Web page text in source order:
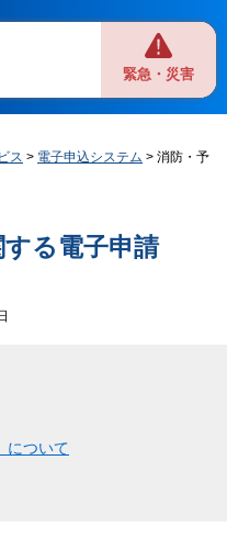
緊急・災害
ス > 電子申込システム > 消防・予
る電子申請
について